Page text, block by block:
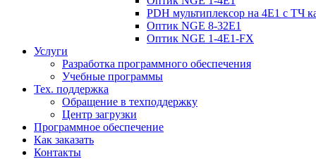
PDH мультиплексор на 4Е1 с ТЧ
Оптик NGE 8-32E1
Оптик NGE 1-4E1-FX
Услуги
Разработка программного обеспечения
Учебные программы
Тех. поддержка
Обращение в техподдержку
Центр загрузки
Программное обеспечение
Как заказать
Контакты